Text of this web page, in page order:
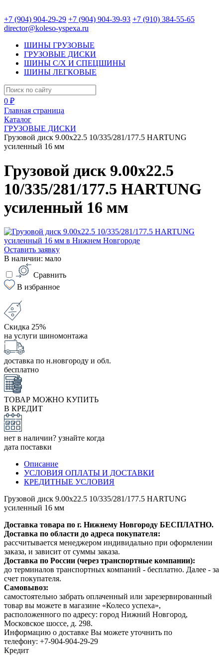
+7 (904) 904-29-29 +7 (904) 904-39-93 +7 (910) 384-55-65
director@koleso-yspexa.ru
ШИНЫ ГРУЗОВЫЕ
ГРУЗОВЫЕ ДИСКИ
ШИНЫ С/Х И СПЕЦШИНЫ
ШИНЫ ЛЕГКОВЫЕ
0 ₽
Главная страница
Каталог
ГРУЗОВЫЕ ДИСКИ
Грузовой диск 9.00x22.5 10/335/281/177.5 HARTUNG
усиленный 16 мм
Грузовой диск 9.00x22.5
10/335/281/177.5 HARTUNG
усиленный 16 мм
Оставить заявку
В наличии: мало
Сравнить
В избранное
Скидка 25%
на услуги шиномонтажа
доставка по н.новгороду и обл.
бесплатно
ТОВАР МОЖНО КУПИТЬ
В КРЕДИТ
нет в наличии? узнайте когда
дата поставки
Описание
УСЛОВИЯ ОПЛАТЫ И ДОСТАВКИ
КРЕДИТНЫЕ УСЛОВИЯ
Грузовой диск 9.00x22.5 10/335/281/177.5 HARTUNG
усиленный 16 мм
Доставка товара по г. Нижнему Новгороду БЕСПЛАТНО.
Доставка по области до адреса покупателя:
рассчитывается менеджером индивидально при оформлении
заказа, и зависит от суммы заказа.
Доставка по России (через транспортные компании):
до терминалов транспортных компаний - бесплатно. Далее - за
счет покупателя.
Самовывоз:
самостоятельно забрать оплаченный или зарезервированный
товар вы можете в магазине «Колесо успеха»,
расположенного по адресу: город Нижний Новгород,
Московское шоссе, д. 298.
Информацию о доставке Вы можете уточнить по
телефону: +7-904-904-29-29
Кредит